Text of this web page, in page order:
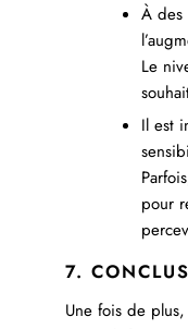
À des
Le
Il est
pour
7.
Une fois de